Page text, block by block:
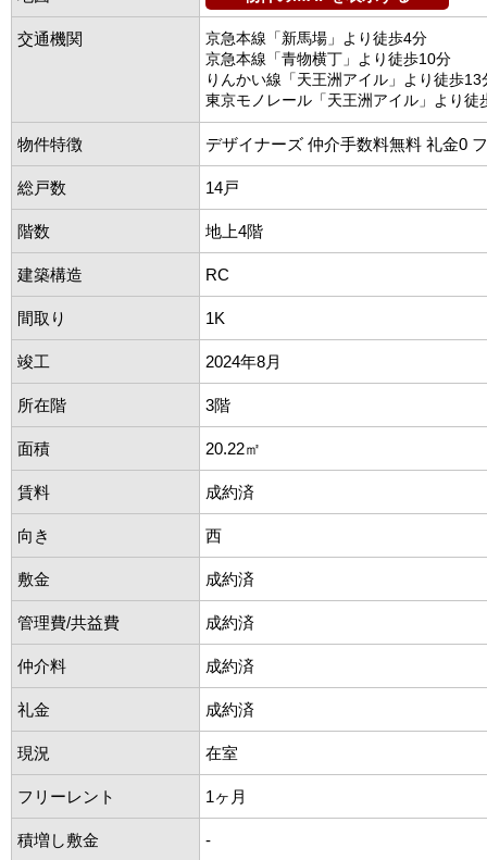
交通機関
京急本線「新馬場」より徒歩4分
京急本線「青物横丁」より徒歩10分
りんかい線「天王洲アイル」より徒歩13
東京モノレール「天王洲アイル」より徒
物件特徴 デザイナーズ 仲介手数料無料 礼金0
総戸数 14戸
階数 地上4階
建築構造 RC
間取り 1K
竣工 2024年8月
所在階 3階
面積 20.22㎡
賃料 成約済
向き 西
敷金 成約済
管理費/共益費 成約済
仲介料 成約済
礼金 成約済
現況 在室
フリーレント 1ヶ月
積増し敷金 -